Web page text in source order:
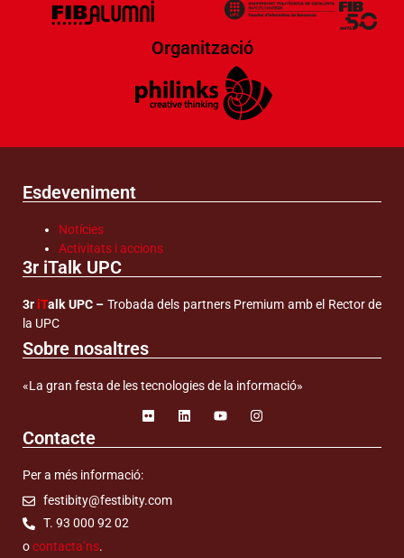
Organització
Esdeveniment
Notícies
Activitats i accions
3r iTalk UPC
3r iTalk UPC – Trobada dels partners Premium amb el Rector de
la UPC
Sobre nosaltres
«La gran festa de les tecnologies de la informació»
Contacte
Per a més informació:
festibity@festibity.com
T. 93 000 92 02
ocontacta’ns.